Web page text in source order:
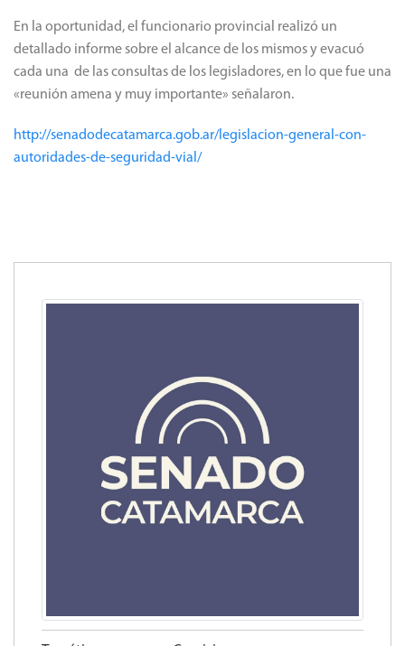
En la oportunidad, el funcionario provincial realizó un
detallado informe sobre el alcance de los mismos y evacuó
cada una de las consultas de los legisladores, en lo que fue una
«reunión amena y muy importante» señalaron.
http://senadodecatamarca.gob.ar/legislacion-general-con-
autoridades-de-seguridad-vial/